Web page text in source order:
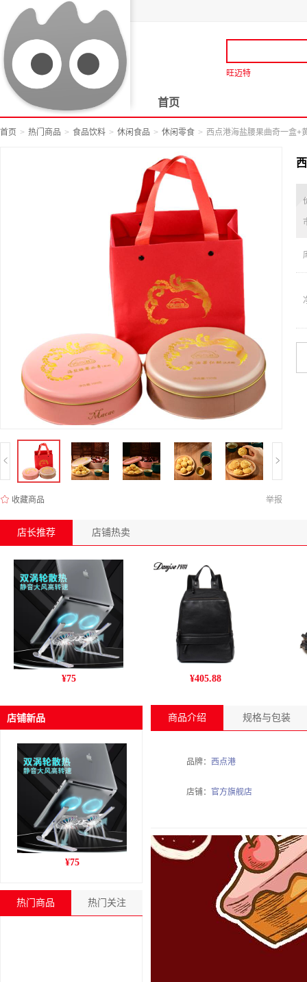
旺迈特
首页
首页 热门商品 食品饮料 休闲食品 休闲零食 西点港海盐腰果曲奇一盒+
收藏商品 举报
店长推荐 店铺热卖
跨境新款C9pro笔记本电脑
¥75
丹爵(DANJUE)新款男包 商
¥405.88
店铺新品
跨境新款C9pro笔记本电脑
¥75
热门商品 热门关注
商品介绍 规格与包装
品牌： 西点港
店铺： 官方旗舰店